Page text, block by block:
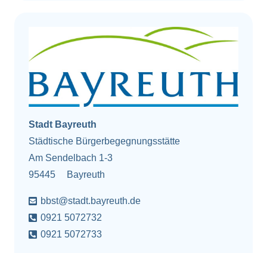
Stadt Bayreuth
Städtische Bürgerbegegnungsstätte
Am Sendelbach 1-3
95445
Bayreuth
bbst@stadt.bayreuth.de
0921 5072732
0921 5072733